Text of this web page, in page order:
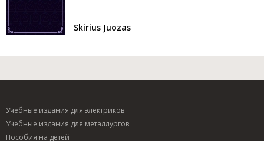
(1880 - 1967)
Skirius Juozas
Учебные издания для электриков
Учебные издания для металлургов
Пособия на детей